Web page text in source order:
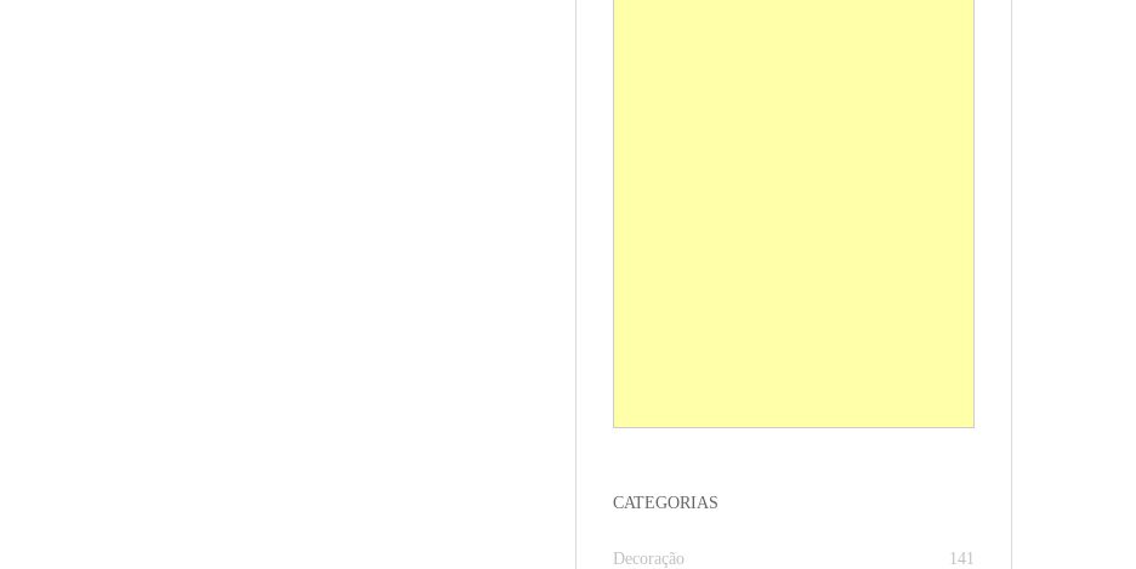
CATEGORIAS
Decoração 141